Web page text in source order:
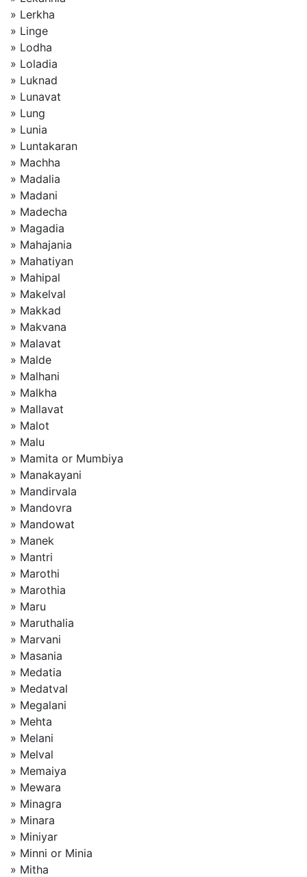
» Lerkha
» Linge
» Lodha
» Loladia
» Luknad
» Lunavat
» Lung
» Lunia
» Luntakaran
» Machha
» Madalia
» Madani
» Madecha
» Magadia
» Mahajania
» Mahatiyan
» Mahipal
» Makelval
» Makkad
» Makvana
» Malavat
» Malde
» Malhani
» Malkha
» Mallavat
» Malot
» Malu
» Mamita or Mumbiya
» Manakayani
» Mandirvala
» Mandovra
» Mandowat
» Manek
» Mantri
» Marothi
» Marothia
» Maru
» Maruthalia
» Marvani
» Masania
» Medatia
» Medatval
» Megalani
» Mehta
» Melani
» Melval
» Memaiya
» Mewara
» Minagra
» Minara
» Miniyar
» Minni or Minia
» Mitha